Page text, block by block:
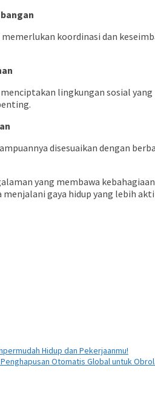
koordinasi dan
lingkungan sosial
disesuaikan dengan
yang membawa
gaya hidup yang lebih
Hidup dan Pekerjaanmu!
Otomatis Global untuk